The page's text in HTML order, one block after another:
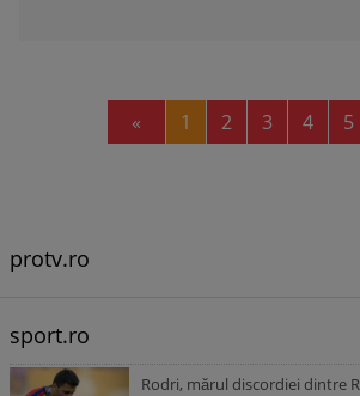
« Previous
1 2 3 4 5
protv.ro
sport.ro
Rodri, mărul discordiei dintre